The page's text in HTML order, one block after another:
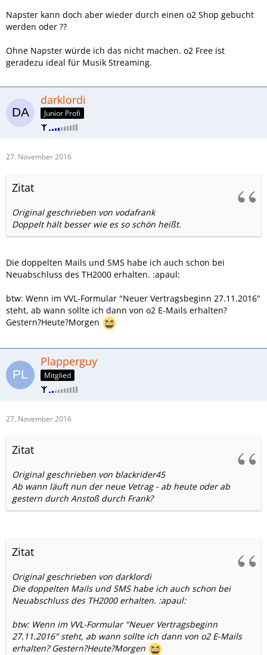
Napster kann doch aber wieder durch einen o2 Shop gebucht
werden oder ??
Ohne Napster würde ich das nicht machen. o2 Free ist
geradezu ideal für Musik Streaming.
darklordi
Junior Profi
27. November 2016
Zitat
Original geschrieben von vodafrank
Doppelt hält besser wie es so schön heißt.
Die doppelten Mails und SMS habe ich auch schon bei
Neuabschluss des TH2000 erhalten. :apaul:
btw: Wenn im VVL-Formular "Neuer Vertragsbeginn 27.11.2016"
steht, ab wann sollte ich dann von o2 E-Mails erhalten?
Gestern?Heute?Morgen
Plapperguy
Mitglied
27. November 2016
Zitat
Original geschrieben von blackrider45
Ab wann läuft nun der neue Vetrag - ab heute oder ab
gestern durch Anstoß durch Frank?
Zitat
Original geschrieben von darklordi
Die doppelten Mails und SMS habe ich auch schon bei
Neuabschluss des TH2000 erhalten. :apaul:
btw: Wenn im VVL-Formular "Neuer Vertragsbeginn
27.11.2016" steht, ab wann sollte ich dann von o2 E-Mails
erhalten? Gestern?Heute?Morgen